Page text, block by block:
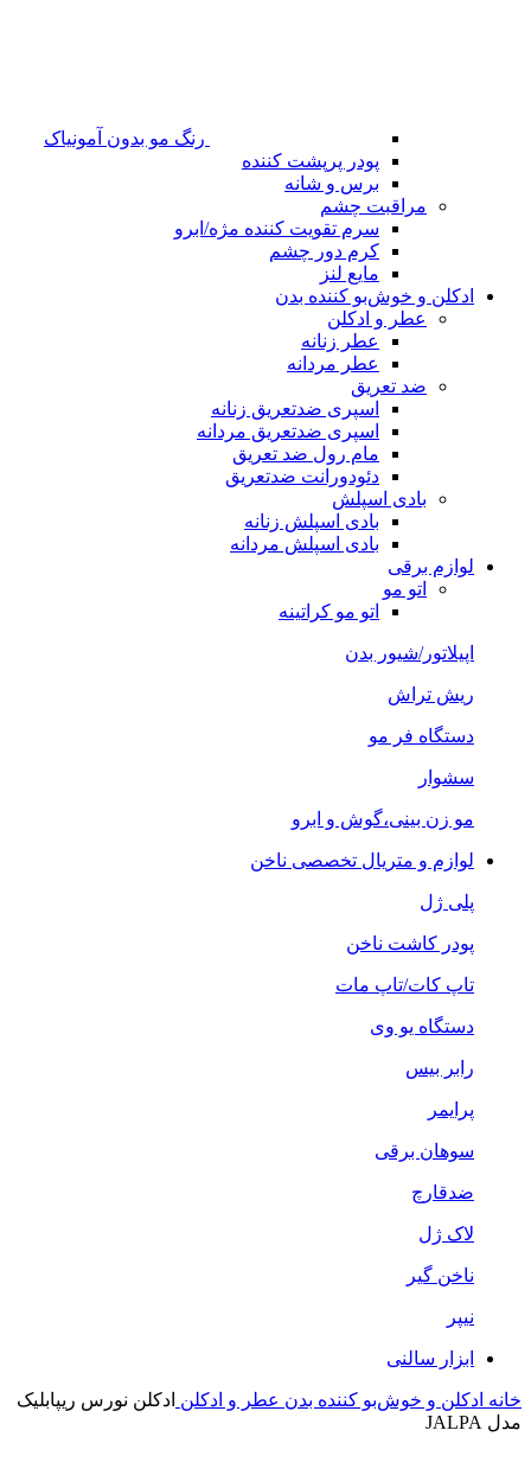
رنگ مو بدون آمونیاک
پودر پرپشت کننده
برس و شانه
مراقبت چشم
سرم تقویت کننده مژه/ابرو
کرم دور چشم
مایع لنز
ادکلن و خوش‌بو کننده بدن
عطر و ادکلن
عطر زنانه
عطر مردانه
ضد تعریق
اسپری ضدتعریق زنانه
اسپری ضدتعریق مردانه
مام رول ضد تعریق
دئودورانت ضدتعریق
بادی اسپلش
بادی اسپلش زنانه
بادی اسپلش مردانه
لوازم برقی
اتو مو
اتو مو کراتینه
اپیلاتور/شیور بدن
ریش تراش
دستگاه فر مو
سشوار
مو زن بینی،گوش و ابرو
لوازم و متریال تخصصی ناخن
پلی ژل
پودر کاشت ناخن
تاپ کات/تاپ مات
دستگاه یو وی
رابر بیس
پرایمر
سوهان برقی
ضدقارچ
لاک ژل
ناخن گیر
نیپر
ابزار سالنی
خانه ادکلن و خوش‌بو کننده بدن عطر و ادکلن ادکلن نورس ریپابلیک
مدل JALPA